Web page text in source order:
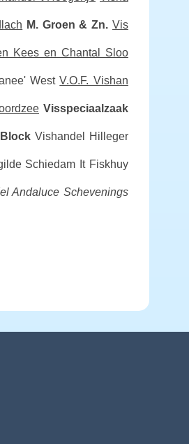
M. Groen & Zn. Vis
Kees en Chantal Sloo
West V.O.F. Vishan
Visspeciaalzaak
Vishandel Hilleger
Schiedam It Fiskhuy
Andaluce Schevenings